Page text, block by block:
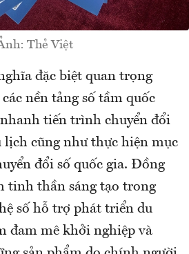
Thẻ Việt
đặc biệt quan trọng
nền tảng số tầm quốc
tiến trình chuyển đổi
lịch cũng như thực hiện mục
đổi số quốc gia. Đồng
tinh thần sáng tạo trong
số hỗ trợ phát triển du
đam mê khởi nghiệp và